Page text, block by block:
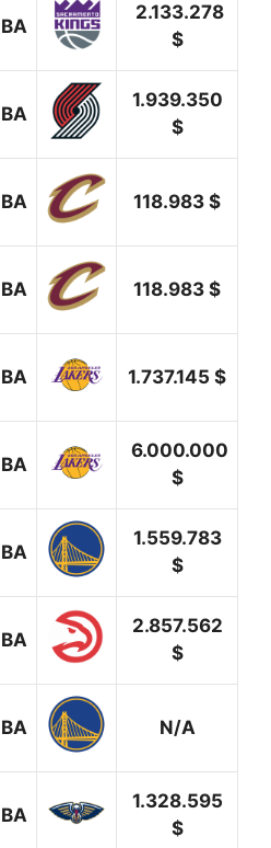
2.133.278
$
1.939.350
$
118.983 $
118.983 $
1.737.145 $
6.000.000
$
1.559.783
$
2.857.562
$
N/A
1.328.595
$